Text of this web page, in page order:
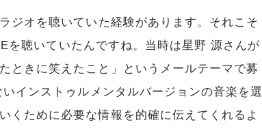
ジオを聴いていた経験があります。それこそ
を聴いていたんですね。当時は星野 源さんが
ときに笑えたこと」というメールテーマで募
インストゥルメンタルバージョンの音楽を選
くために必要な情報を的確に伝えてくれるよ